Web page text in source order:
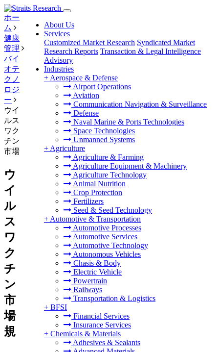
About Us
Services
Customized Market Research Syndicated Market
Research Reports Transaction & Legal Intelligence
Advisory
Industries
+ Aerospace & Defense
Airport Operations
Aviation
Communication Navigation & Surveillance
Defense
Naval Marine & Ports Technologies
Space Technologies
Unmanned Systems
+ Agriculture
Agriculture & Farming
Agriculture Equipment & Machinery
Agriculture Technology
Animal Nutrition
Crop Protection
Fertilizers
Seed & Seed Technology
+ Automotive & Transportation
Automotive Processes
Automotive Services
Automotive Technology
Autonomous Vehicles
Chasis & Body
Electric Vehicle
Powertrain
Railways
Transportation & Logistics
+ BFSI
Financial Services
Insurance Services
+ Chemicals & Materials
Adhesives & Sealants
ホー
ム
健康
管理
バイ
オテ
クノ
ロジ
ー
ウイ
ルス
ワク
チン
市場
ウ
イ
ル
ス
ワ
ク
チ
ン
市
場
規